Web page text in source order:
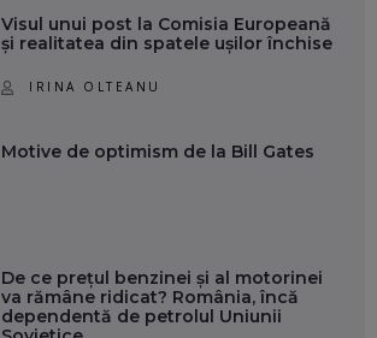
Visul unui post la Comisia Europeană
și realitatea din spatele ușilor închise
IRINA OLTEANU
Motive de optimism de la Bill Gates
De ce prețul benzinei și al motorinei
va rămâne ridicat? România, încă
dependentă de petrolul Uniunii